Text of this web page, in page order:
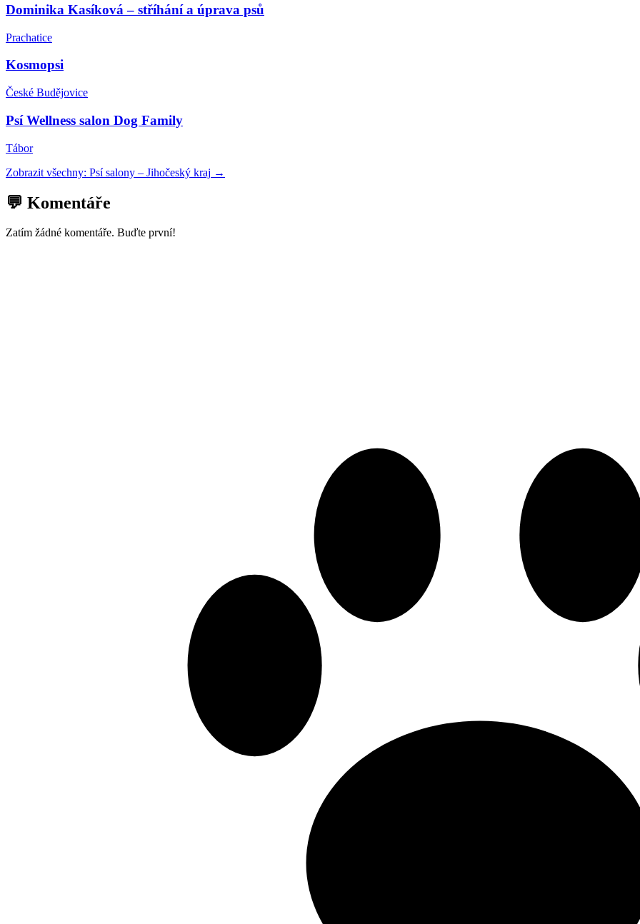
Dominika Kasíková – stříhání a úprava psů
Prachatice
Kosmopsi
České Budějovice
Psí Wellness salon Dog Family
Tábor
Zobrazit všechny: Psí salony – Jihočeský kraj →
💬 Komentáře
Zatím žádné komentáře. Buďte první!